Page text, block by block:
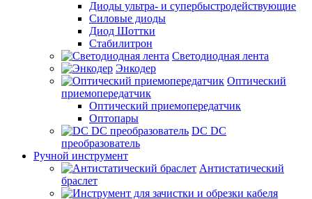
Диоды ультра- и супербыстродействующие
Силовые диоды
Диод Шоттки
Стабилитрон
Светодиодная лента
Энкодер
Оптический
приемопередатчик
Оптический приемопередатчик
Оптопары
DC DC
преобразователь
Ручной инструмент
Антистатический
браслет